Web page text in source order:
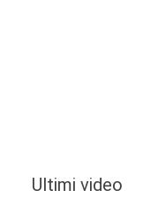
Ultimi video